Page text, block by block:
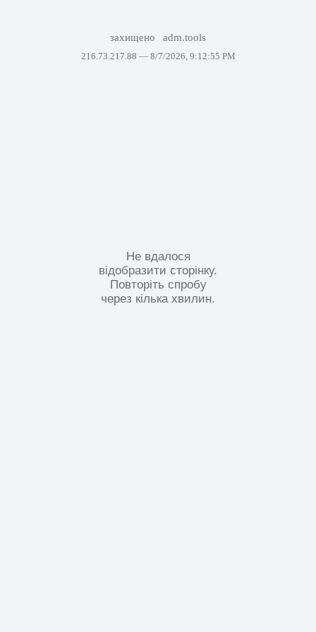
захищено adm.tools
216.73.217.88 — 8/7/2026, 9:12:55 PM
Не вдалося
відобразити сторінку.
Повторіть спробу
через кілька хвилин.